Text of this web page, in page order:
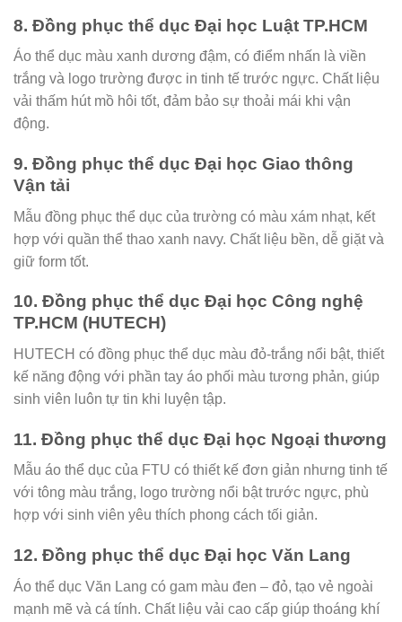
8. Đồng phục thể dục Đại học Luật TP.HCM
Áo thể dục màu xanh dương đậm, có điểm nhấn là viền
trắng và logo trường được in tinh tế trước ngực. Chất liệu
vải thấm hút mồ hôi tốt, đảm bảo sự thoải mái khi vận
động.
9. Đồng phục thể dục Đại học Giao thông
Vận tải
Mẫu đồng phục thể dục của trường có màu xám nhạt, kết
hợp với quần thể thao xanh navy. Chất liệu bền, dễ giặt và
giữ form tốt.
10. Đồng phục thể dục Đại học Công nghệ
TP.HCM (HUTECH)
HUTECH có đồng phục thể dục màu đỏ-trắng nổi bật, thiết
kế năng động với phần tay áo phối màu tương phản, giúp
sinh viên luôn tự tin khi luyện tập.
11. Đồng phục thể dục Đại học Ngoại thương
Mẫu áo thể dục của FTU có thiết kế đơn giản nhưng tinh tế
với tông màu trắng, logo trường nổi bật trước ngực, phù
hợp với sinh viên yêu thích phong cách tối giản.
12. Đồng phục thể dục Đại học Văn Lang
Áo thể dục Văn Lang có gam màu đen – đỏ, tạo vẻ ngoài
mạnh mẽ và cá tính. Chất liệu vải cao cấp giúp thoáng khí